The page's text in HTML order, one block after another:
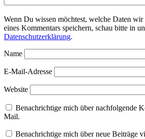
Wenn Du wissen möchtest, welche Daten wir
eines Kommentars speichern, schau bitte in
Datenschutzerklärung.
Name
E-Mail-Adresse
Website
Benachrichtige mich über nachfolgende
Mail.
Benachrichtige mich über neue Beiträge